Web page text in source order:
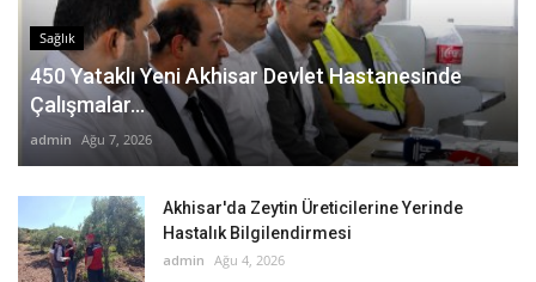
Sağlık
450 Yataklı Yeni Akhisar Devlet Hastanesinde
Çalışmalar...
admin Ağu 7, 2026
Akhisar'da Zeytin Üreticilerine Yerinde
Hastalık Bilgilendirmesi
admin Ağu 4, 2026